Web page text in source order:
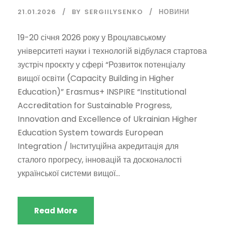
21.01.2026 BY SERGIILYSENKO НОВИНИ
19-20 січня 2026 року у Вроцлавському
університеті науки і технологій відбулася стартова
зустріч проєкту у сфері “Розвиток потенціалу
вищої освіти (Capacity Building in Higher
Education)” Erasmus+ INSPIRE “Institutional
Accreditation for Sustainable Progress,
Innovation and Excellence of Ukrainian Higher
Education System towards European
Integration / Інституційна акредитація для
сталого прогресу, інновацій та досконалості
української системи вищої...
Read More